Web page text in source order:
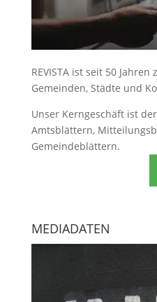
REVISTA ist seit 50
Gemeinden, Städte und
Unser Kerngeschäft ist der
Amtsblättern,
Gemeindeblättern.
MEDIADATEN